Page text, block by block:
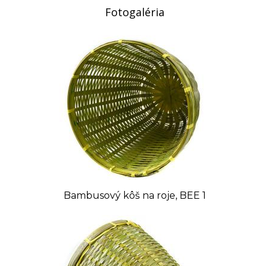
Fotogaléria
Bambusový kôš na roje, BEE 1